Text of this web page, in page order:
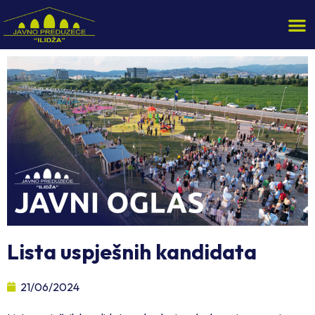
Lista uspješnih kandidata
21/06/2024